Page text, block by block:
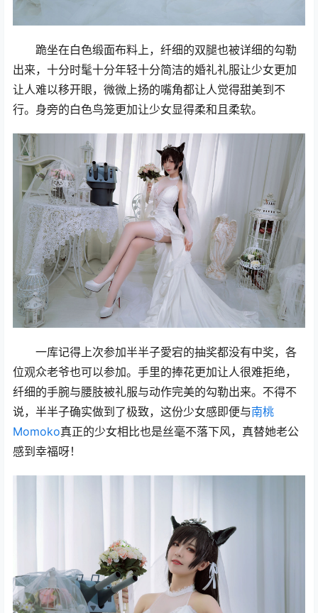
跪坐在白色缎面布料上，纤细的双腿也被详细的勾勒
出来，十分时髦十分年轻十分简洁的婚礼礼服让少女更加
让人难以移开眼，微微上扬的嘴角都让人觉得甜美到不
行。身旁的白色鸟笼更加让少女显得柔和且柔软。
一库记得上次参加半半子愛宕的抽奖都没有中奖，各
位观众老爷也可以参加。手里的捧花更加让人很难拒绝，
纤细的手腕与腰肢被礼服与动作完美的勾勒出来。不得不
说，半半子确实做到了极致，这份少女感即便与南桃
Momoko真正的少女相比也是丝毫不落下风，真替她老公
感到幸福呀！